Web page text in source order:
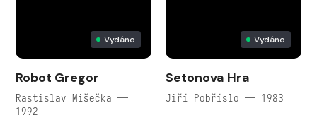
Vydáno
Robot Gregor
Rastislav Mišečka —
1992
Vydáno
Setonova Hra
Jiří Pobříslo — 1983